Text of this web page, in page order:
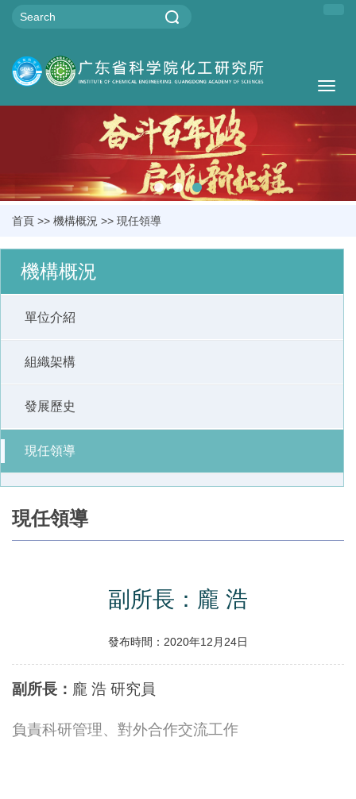
首頁 >> 機構概況 >> 現任領導
機構概況
單位介紹
組織架構
發展歷史
現任領導
現任領導
副所長：龐 浩
發布時間：2020年12月24日
副所長： 龐 浩 研究員
負責科研管理、對外合作交流工作